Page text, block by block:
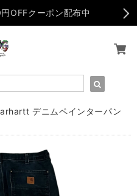
OFFクーポン配布中
デニムペインターパン